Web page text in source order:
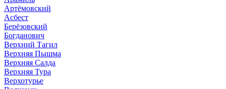
Артёмовский
Асбест
Берёзовский
Богданович
Верхний Тагил
Верхняя Пышма
Верхняя Салда
Верхняя Тура
Верхотурье